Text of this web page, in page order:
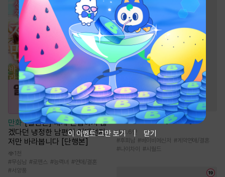
만화 [일권만] 내게 간섭하지 않
겠다던 냉정한 남편이 어째선지
저만 바라봅니다 [단행본]
1천
#무심남 #로맨스 #능력녀 #연애/결혼
#서양풍
소설 엑스 남편 [단행본]
3.6만
#후회남 #베이비메신저 #계약연애/결혼
#나이차이 #시월드
이 이벤트 그만 보기 닫기